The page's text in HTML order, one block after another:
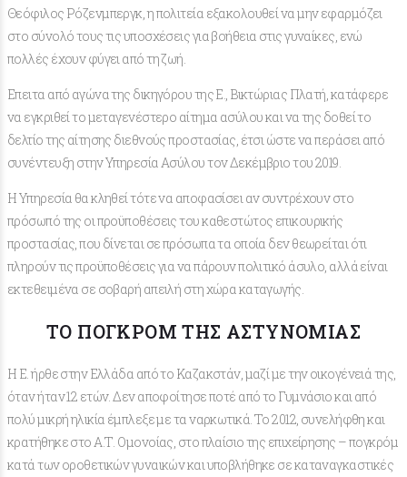
Θεόφιλος Ρόζενμπεργκ, η πολιτεία εξακολουθεί να μην εφαρμόζει
στο σύνολό τους τις υποσχέσεις για βοήθεια στις γυναίκες, ενώ
πολλές έχουν φύγει από τη ζωή.
Επειτα από αγώνα της δικηγόρου της E., Βικτώριας Πλατή, κατάφερε
να εγκριθεί το μεταγενέστερο αίτημα ασύλου και να της δοθεί το
δελτίο της αίτησης διεθνούς προστασίας, έτσι ώστε να περάσει από
συνέντευξη στην Υπηρεσία Ασύλου τον Δεκέμβριο του 2019.
Η Υπηρεσία θα κληθεί τότε να αποφασίσει αν συντρέχουν στο
πρόσωπό της οι προϋποθέσεις του καθεστώτος επικουρικής
προστασίας, που δίνεται σε πρόσωπα τα οποία δεν θεωρείται ότι
πληρούν τις προϋποθέσεις για να πάρουν πολιτικό άσυλο, αλλά είναι
εκτεθειμένα σε σοβαρή απειλή στη χώρα καταγωγής.
ΤΟ ΠΟΓΚΡΌΜ ΤΗΣ ΑΣΤΥΝΟΜΊΑΣ
Η Ε. ήρθε στην Ελλάδα από το Καζακστάν, μαζί με την οικογένειά της,
όταν ήταν 12 ετών. Δεν αποφοίτησε ποτέ από το Γυμνάσιο και από
πολύ μικρή ηλικία έμπλεξε με τα ναρκωτικά. Το 2012, συνελήφθη και
κρατήθηκε στο Α.Τ. Ομονοίας, στο πλαίσιο της επιχείρησης – πογκρόμ
κατά των οροθετικών γυναικών και υποβλήθηκε σε καταναγκαστικές